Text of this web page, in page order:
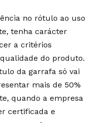
no rótulo ao uso
tenha carácter
a critérios
do produto.
da garrafa só vai
mais de 50%
quando a empresa
certificada e